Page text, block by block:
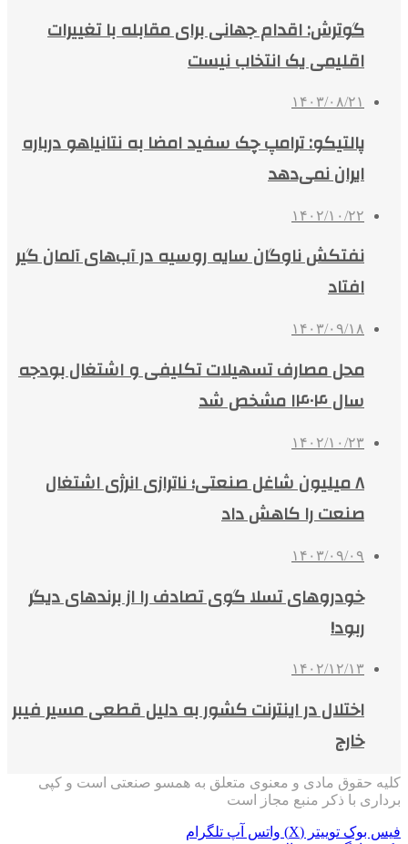
گوترش: اقدام جهانی برای مقابله با تغییرات
اقلیمی یک انتخاب نیست
۱۴۰۳/۰۸/۲۱
پالتیکو: ترامپ چک سفید امضا به نتانیاهو درباره
ایران نمی‌دهد
۱۴۰۲/۱۰/۲۲
نفتکش ناوگان سایه روسیه در آب‌های آلمان گیر
افتاد
۱۴۰۳/۰۹/۱۸
محل مصارف تسهیلات تکلیفی و اشتغال بودجه
سال ۱۴۰۴ مشخص شد
۱۴۰۲/۱۰/۲۳
۸ میلیون شاغل صنعتی؛ ناترازی انرژی اشتغال
صنعت را کاهش داد
۱۴۰۳/۰۹/۰۹
خودروهای تسلا گوی تصادف را از برندهای دیگر
ربود!
۱۴۰۲/۱۲/۱۳
اختلال در اینترنت کشور به دلیل قطعی مسیر فیبر
خارج
کلیه حقوق مادی و معنوی متعلق به همسو صنعتی است و کپی
برداری با ذکر منبع مجاز است
فیس بوک توییتر (X) واتس آپ تلگرام